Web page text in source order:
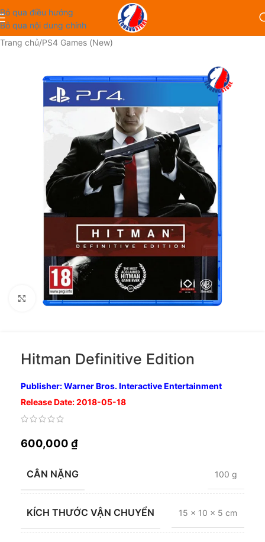
Bỏ qua điều hướng
Bỏ qua nội dung chính
Trang chủ/PS4 Games (New)
Nhấp để phóng to
Hitman Definitive Edition
Publisher: Warner Bros. Interactive Entertainment
Release Date: 2018-05-18
600,000 ₫
CÂN NẶNG 100 g
KÍCH THƯỚC VẬN CHUYỂN 15 × 10 × 5 cm